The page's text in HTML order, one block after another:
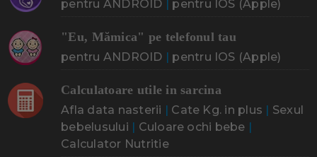
pentru ANDROID | pentru IOS (Apple)
"Eu, Mămica" pe telefonul tau
pentru ANDROID | pentru IOS (Apple)
Calculatoare utile in sarcina
Afla data nasterii | Cate Kg. in plus | Sexul
bebelusului | Culoare ochi bebe |
Calculator Nutritie